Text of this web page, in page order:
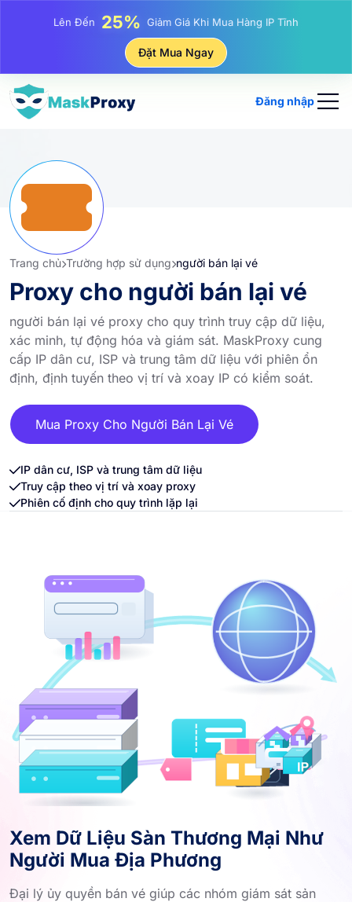
Lên Đến81%Giảm Giá Khi Mua Hàng IP Luân Phiên
Đặt Mua Ngay
Đăng nhập
Trang chủ Trường hợp sử dụng người bán lại vé
Proxy cho người bán lại vé
người bán lại vé proxy cho quy trình truy cập dữ liệu,
xác minh, tự động hóa và giám sát. MaskProxy cung
cấp IP dân cư, ISP và trung tâm dữ liệu với phiên ổn
định, định tuyến theo vị trí và xoay IP có kiểm soát.
Mua Proxy Cho Người Bán Lại Vé
IP dân cư, ISP và trung tâm dữ liệu
Truy cập theo vị trí và xoay proxy
Phiên cố định cho quy trình lặp lại
Xem Dữ Liệu Sàn Thương Mại Như
Người Mua Địa Phương
Đại lý ủy quyền bán vé giúp các nhóm giám sát sản